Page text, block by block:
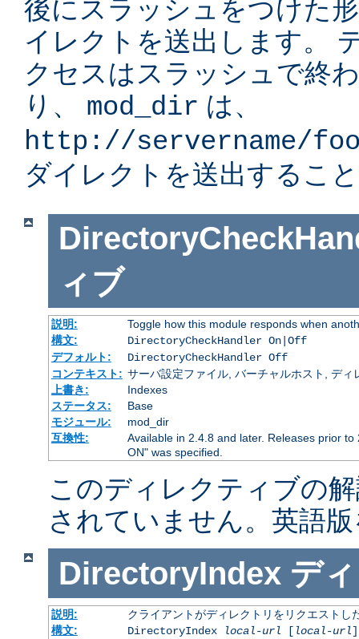
後にスラッシュをつけた
イレクトを送出します。
クセスはスラッシュで終
り、 mod_dir は、
http://servername/
ダイレクトを送出するこ
ィブ
説明:
Toggle how this module responds when
構文:
DirectoryCheckHandler On|Off
デフォルト:
DirectoryCheckHandler Off
コンテキスト: サーバ設定ファイル, バーチャルホスト, ディ
上書き:
Indexes
ステータス:
Base
モジュール:
mod_dir
互換性:
Available in 2.4.8 and later. Releases prior
ON" was specified.
このディレクティブの
されていません。英語
DirectoryIndex デ
説明:
クライアントがディレクトリをリクエストし
構文:
DirectoryIndex local-url [ local-url